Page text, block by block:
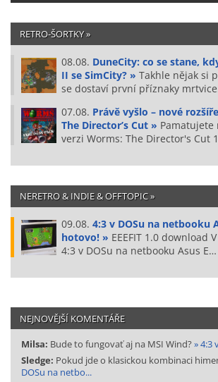
RETRO-ŠORTKY »
08.08. DuneCity: co se stane,
II se SimCity? » Takhle nějak si
se dostaví první příznaky
07.08. Právě vyšlo – nové
The Director’s Cut » Pamatujete
verzi Worms: The Director's Cut
NERETRO & INDIE & OFFTOPIC »
09.08. 4:3 v DOSu na netbooku
hotovo! » EEEFIT 1.0 download
4:3 v DOSu na netbooku Asus E…
NEJNOVĚJŠÍ KOMENTÁŘE
Milsa: Bude to fungovať aj na MSI Wind? » 4:3
Sledge: Pokud jde o klasickou kombinaci
DOSu na netbo...